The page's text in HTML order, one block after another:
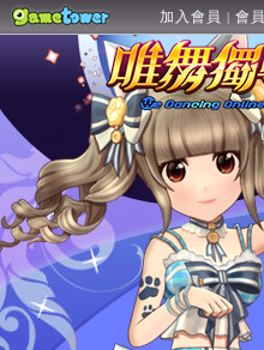
加入會員 | 會